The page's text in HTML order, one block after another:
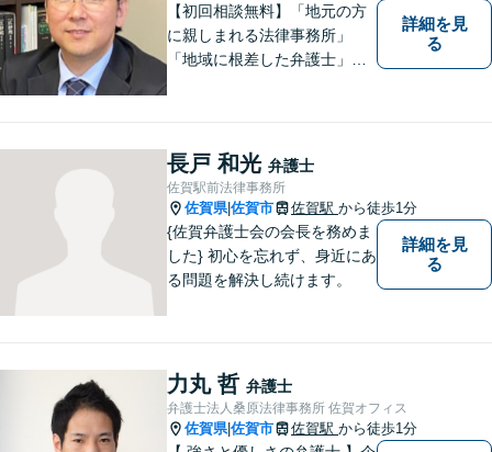
【初回相談無料】「地元の方
に親しまれる法律事務所」
「地域に根差した弁護士」を
など幅広く対応しております
ので、まずはお気軽にご相談
下さい。【JR佐賀駅1分】
【子連れ相談可】
詳細を見
る
長戸 和光 弁護士
佐賀駅前法律事務所
佐賀県|佐賀市 佐賀駅 から徒歩1分
{佐賀弁護士会の会長を務めま
した} 初心を忘れず、身近にあ
る問題を解決し続けます。
詳細を見
る
力丸 哲 弁護士
弁護士法人桑原法律事務所 佐賀オフィス
佐賀県|佐賀市 佐賀駅 から徒歩1分